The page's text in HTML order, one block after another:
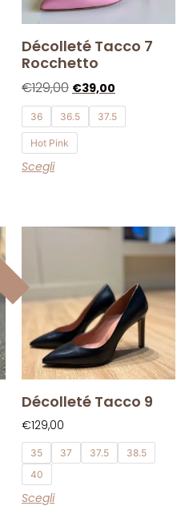
Décolleté Tacco 7
Rocchetto
€129,00 €39,00
36 36.5 37.5
Hot Pink
Scegli
Décolleté Tacco 9
€129,00
35 37 37.5
38.5
40
Scegli